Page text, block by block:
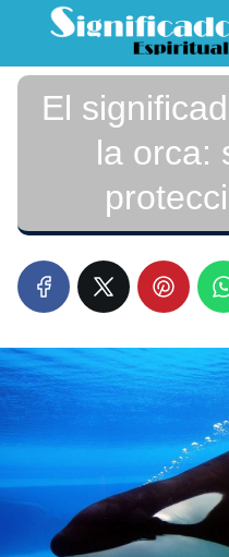
El
la orca: